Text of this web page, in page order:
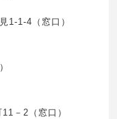
1-1-4（窓口）
－2（窓口）